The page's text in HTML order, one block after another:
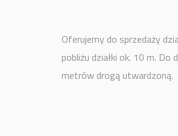
Oferujemy do sprzedaży
pobliżu działki ok. 10 m.
metrów drogą utwardzoną.